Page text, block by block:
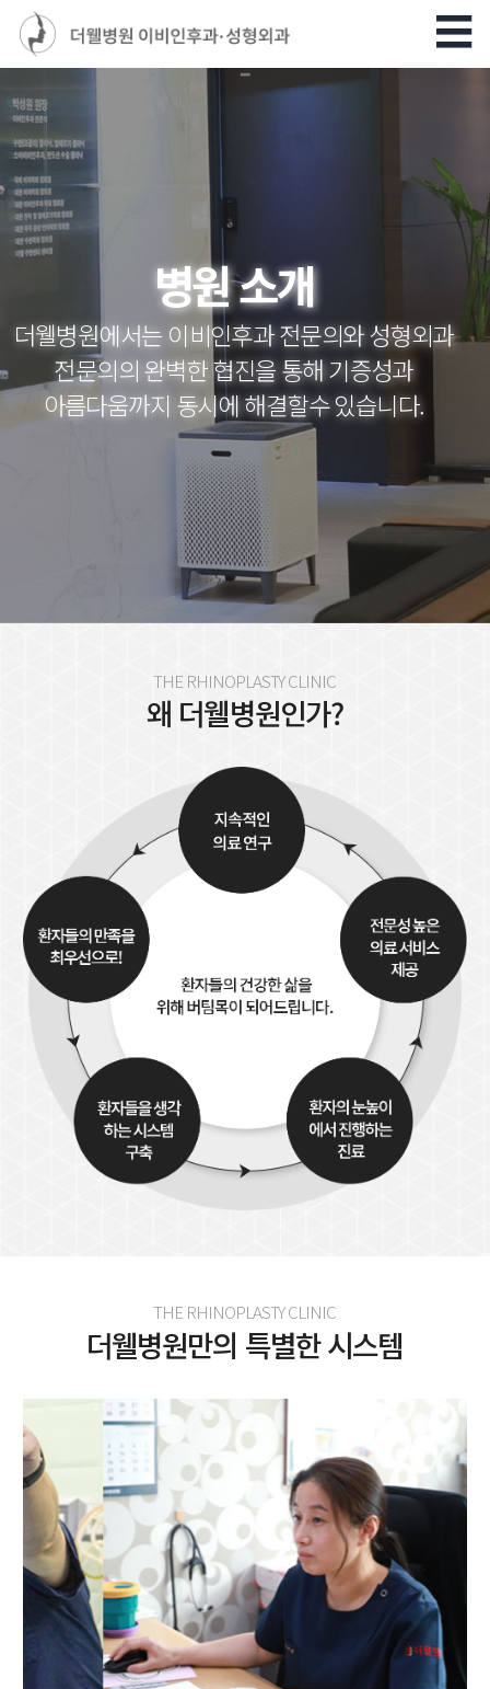
병원 소개
더웰병원에서는 이비인후과 전문의와 성형외과
전문의의완벽한 협진을 통해 기증성과
아름다움까지 동시에 해결할수 있습니다.
THE RHINOPLASTY CLINIC
왜 더웰병원인가?
THE RHINOPLASTY CLINIC
더웰병원만의 특별한 시스템